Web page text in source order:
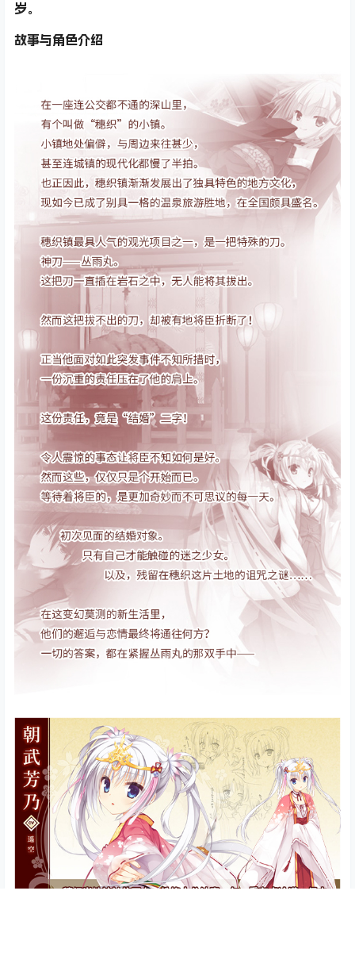
岁。
故事与角色介绍